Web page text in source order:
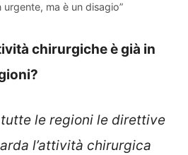
urgente, ma è un disagio”
chirurgiche è già in
tutte le regioni le direttive
l’attività chirurgica